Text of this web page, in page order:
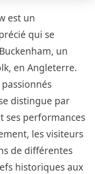
est un
qui se
un
en Angleterre.
distingue par
ses performances
les visiteurs
de différentes
historiques aux